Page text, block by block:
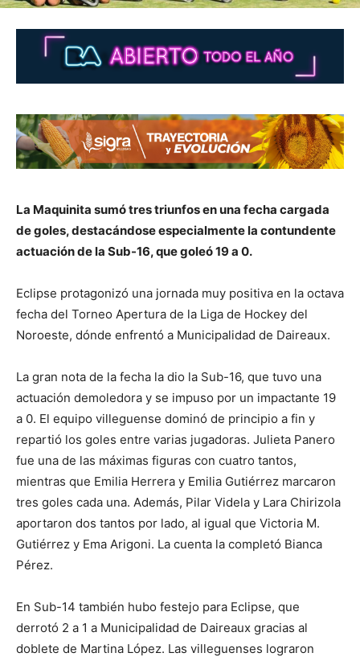
La Maquinita sumó tres triunfos en una fecha cargada
de goles, destacándose especialmente la contundente
actuación de la Sub-16, que goleó 19 a 0.
Eclipse protagonizó una jornada muy positiva en la octava
fecha del Torneo Apertura de la Liga de Hockey del
Noroeste, dónde enfrentó a Municipalidad de Daireaux.
La gran nota de la fecha la dio la Sub-16, que tuvo una
actuación demoledora y se impuso por un impactante 19
a 0. El equipo villeguense dominó de principio a fin y
repartió los goles entre varias jugadoras. Julieta Panero
fue una de las máximas figuras con cuatro tantos,
mientras que Emilia Herrera y Emilia Gutiérrez marcaron
tres goles cada una. Además, Pilar Videla y Lara Chirizola
aportaron dos tantos por lado, al igual que Victoria M.
Gutiérrez y Ema Arigoni. La cuenta la completó Bianca
Pérez.
En Sub-14 también hubo festejo para Eclipse, que
derrotó 2 a 1 a Municipalidad de Daireaux gracias al
doblete de Martina López. Las villeguenses lograron